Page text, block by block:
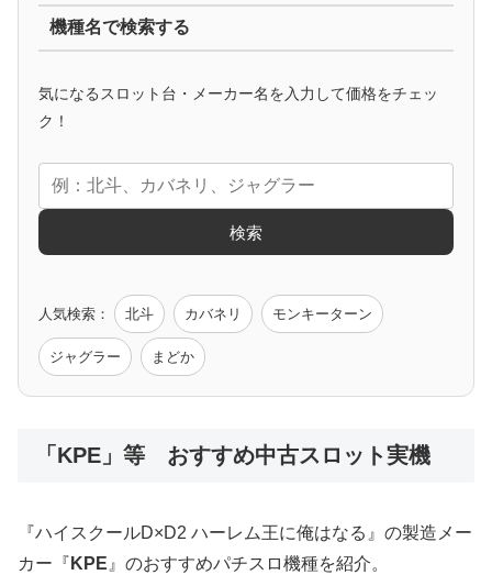
マイジャグ ファンキー アイム ゴージャグ ハッピー
アニメタイアップ
エヴァ コードギアス 化物語 炎炎ノ消防隊
モンハン バイオ ペルソナ
機種名で検索する
気になるスロット台・メーカー名を入力して価格をチェッ
ク！
検索
人気検索： 北斗 カバネリ モンキーターン
ジャグラー まどか
「KPE」等 おすすめ中古スロット実機
『ハイスクールD×D2 ハーレム王に俺はなる』の製造メー
カー『 KPE 』のおすすめパチスロ機種を紹介。